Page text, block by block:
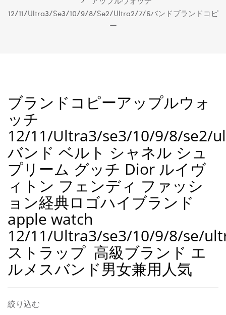
12/11/Ultra3/se3/10/9/8/se2/Ultra2/7/6バンドブランドコピ
ー
ブランドコピーアップルウォ
ッチ
12/11/Ultra3/se3/10/9/8/se2/
バンド ベルト シャネル シュ
プリーム グッチ Dior ルイヴ
ィトン フェンディ ファッシ
ョン経典ロゴハイブランド
apple watch
12/11/Ultra3/se3/10/9/8/se/
ストラップ 高級ブランド エ
ルメスバンド男女兼用人気
絞り込む